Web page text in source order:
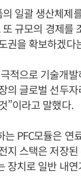
일괄 생산체제
규모의 경제를
권을 확보하겠다
적으로 기술개
의 글로벌 선두
”이라고 말했다.
PFC모듈은
지 스택은 저장
장치로 일반 내